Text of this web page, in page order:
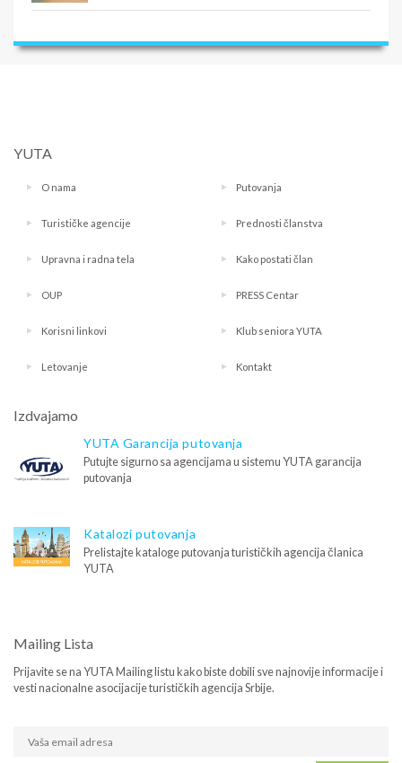
YUTA
O nama Putovanja
Turističke agencije Prednosti članstva
Upravna i radna tela Kako postati član
OUP PRESS Centar
Korisni linkovi Klub seniora YUTA
Letovanje Kontakt
Izdvajamo
YUTA Garancija putovanja
Putujte sigurno sa agencijama u sistemu YUTA garancija
putovanja
Katalozi putovanja
Prelistajte kataloge putovanja turističkih agencija članica
YUTA
Mailing Lista
Prijavite se na YUTA Mailing listu kako biste dobili sve najnovije informacije i
vesti nacionalne asocijacije turističkih agencija Srbije.